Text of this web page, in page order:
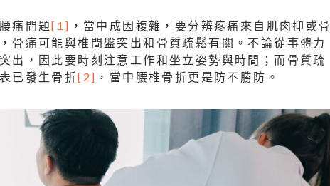
痛問題[1] ，當中成因複雜，要分辨疼痛來自肌肉抑或骨
骨痛可能與椎間盤突出和骨質疏鬆有關。不論從事體力
出，因此要時刻注意工作和坐立姿勢與時間；而骨質疏
已發生骨折[2] ，當中腰椎骨折更是防不勝防。